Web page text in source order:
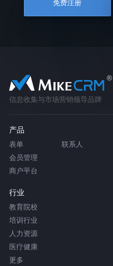
免费注册
信息收集与市场营销领导品牌
产品
表单 联系人
会员管理
商户平台
行业
教育院校
培训行业
人力资源
医疗健康
更多